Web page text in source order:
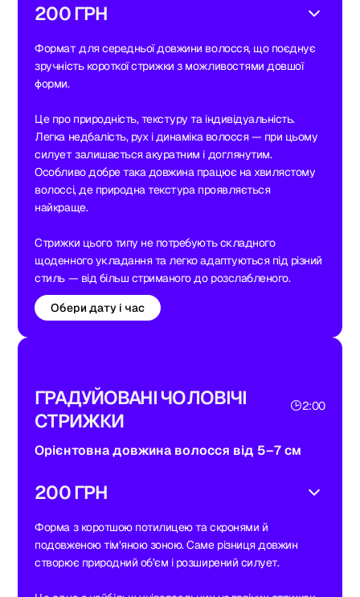
200 ГРН
Формат для середньої довжини волосся, що поєднує
зручність короткої стрижки з можливостями довшої
форми.
Це про природність, текстуру та індивідуальність.
Легка недбалість, рух і динаміка волосся — при цьому
силует залишається акуратним і доглянутим.
Особливо добре така довжина працює на хвилястому
волоссі, де природна текстура проявляється
найкраще.
Стрижки цього типу не потребують складного
щоденного укладання та легко адаптуються під різний
стиль — від більш стриманого до розслабленого.
Обери дату і час
ГРАДУЙОВАНІ ЧОЛОВІЧІ
СТРИЖКИ
2:00
Орієнтовна довжина волосся від 5–7 см
200 ГРН
Форма з коротшою потилицею та скронями й
подовженою тім’яною зоною. Саме різниця довжин
створює природний об’єм і розширений силует.